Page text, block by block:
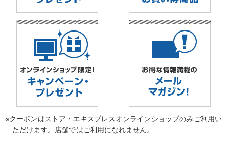
※クーポンはストア・エキスプレスオンラインショップのみご利用い
ただけます。店舗ではご利用になれません。